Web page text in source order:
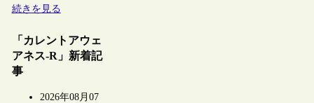
続きを見る
「カレントアウェ
アネス-R」新着記
事
2026年08月07